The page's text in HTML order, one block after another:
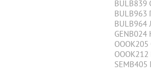
BULB839
BULB963
BULB964
GENB024
OOOK205
OOOK212
SEMB405